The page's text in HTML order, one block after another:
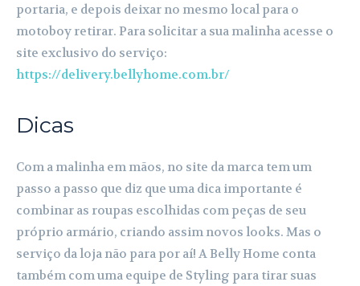
portaria, e depois deixar no mesmo local para o
motoboy retirar. Para solicitar a sua malinha acesse o
site exclusivo do serviço:
https://delivery.bellyhome.com.br/
Dicas
Com a malinha em mãos, no site da marca tem um
passo a passo que diz que uma dica importante é
combinar as roupas escolhidas com peças de seu
próprio armário, criando assim novos looks. Mas o
serviço da loja não para por aí! A Belly Home conta
também com uma equipe de Styling para tirar suas